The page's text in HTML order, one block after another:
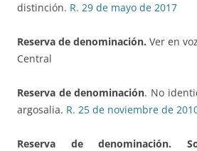
distinción. R. 29 de mayo de 2017
Reserva de denominación. Ver en
Central
Reserva de denominación. No
argosalia. R. 25 de noviembre de
Reserva de denominación.